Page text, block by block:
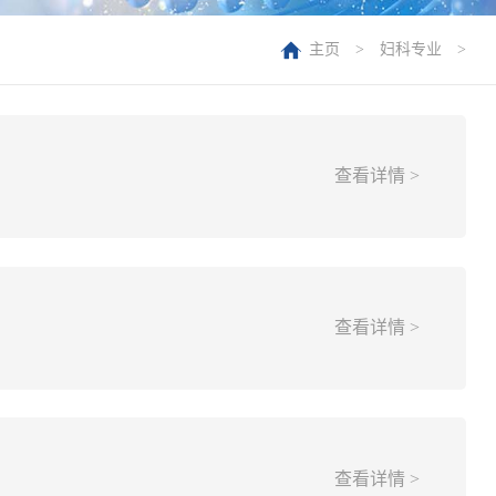
主页 > 妇科专业 >
查看详情 >
查看详情 >
查看详情 >